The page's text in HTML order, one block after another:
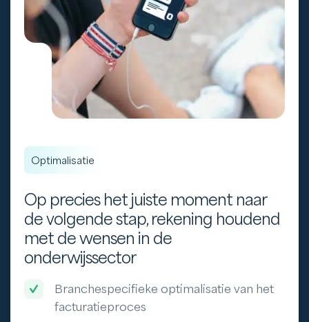
Optimalisatie
Op precies het juiste moment naar
de volgende stap, rekening houdend
met de wensen in de
onderwijssector
Branchespecifieke optimalisatie van het
facturatieproces